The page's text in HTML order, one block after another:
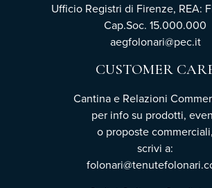
Ufficio Registri di Firenze, REA:
Cap.Soc. 15.000.000
aegfolonari@pec.it
CUSTOMER
Cantina e Relazioni
per info su prodotti,
o proposte commerciali,
scrivi a: